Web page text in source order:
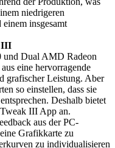
niedrigeren
insgesamt
III
Dual AMD Radeon
eine hervorragende
grafischer Leistung. Aber
so einstellen, dass sie
Deshalb bietet
III App an.
aus der PC-
Grafikkarte zu
zu individualisieren